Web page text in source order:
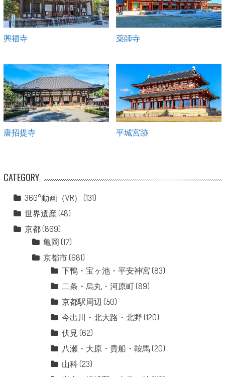
興福寺 薬師寺
唐招提寺 平城宮跡
CATEGORY
360°動画（VR）
(131)
世界遺産 (48)
京都(869)
亀岡 (17)
京都市(681)
下鴨・宝ヶ池・平安神宮 (83)
二条・烏丸・河原町(89)
京都駅周辺 (50)
今出川・北大路・北野 (120)
伏見 (62)
八瀬・大原・貴船・鞍馬(20)
山科(23)